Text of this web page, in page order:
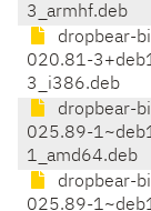
3_armhf.deb
dropbear-
020.81-
3_i386.deb
dropbear-
025.89-
1_amd64.deb
dropbear-
025.89-